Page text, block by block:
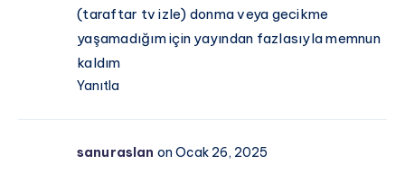
(taraftar tv izle) donma veya gecikme
yaşamadığım için yayından fazlasıyla memnun
kaldım
Yanıtla
sanuraslan on Ocak 26, 2025